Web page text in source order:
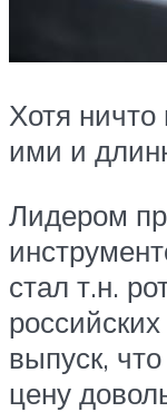
Хотя
ими и
Лидером
стал т.н.
выпуск,
цену